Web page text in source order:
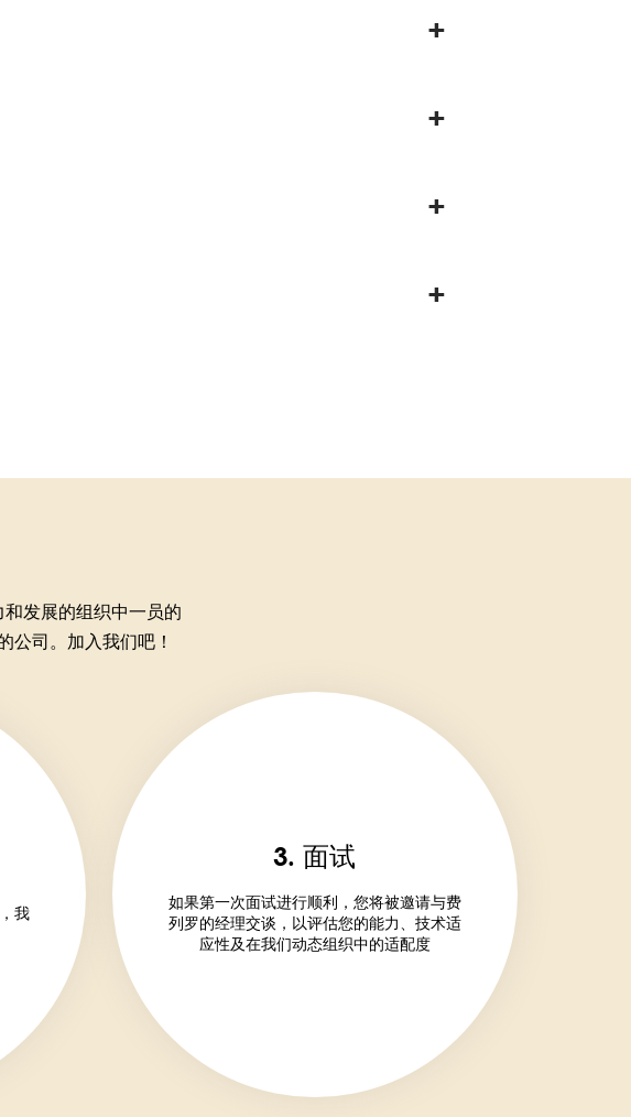
发展的组织中一员的
公司。加入我们吧！
我
3. 面试
如果第一次面试进行顺利，您将被邀请与费
列罗的经理交谈，以评估您的能力、技术适
应性及在我们动态组织中的适配度